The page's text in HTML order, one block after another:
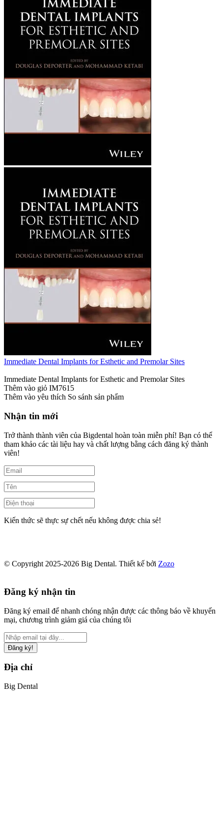
Immediate Dental Implants for Esthetic and Premolar Sites
Immediate Dental Implants for Esthetic and Premolar Sites
Thêm vào giỏ IM7615
Thêm vào yêu thích So sánh sản phẩm
Nhận tin mới
Trở thành thành viên của Bigdental hoàn toàn miễn phí! Bạn có thể
tham khảo các tài liệu hay và chất lượng bằng cách đăng ký thành
viên!
Kiến thức sẽ thực sự chết nếu không được chia sẻ!
© Copyright 2025-2026 Big Dental. Thiết kế bởi Zozo
Đăng ký nhận tin
Đăng ký email để nhanh chóng nhận được các thông báo về khuyến
mại, chương trình giảm giá của chúng tôi
Đăng ký!
Địa chỉ
Big Dental